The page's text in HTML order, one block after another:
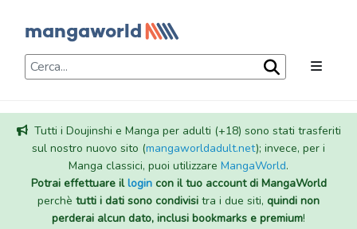
Tutti i Doujinshi e Manga per adulti (+18) sono stati trasferiti
sul nostro nuovo sito (mangaworldadult.net); invece, per i
Manga classici, puoi utilizzare MangaWorld.
Potrai effettuare illogincon il tuo account di MangaWorld
perchè tutti i dati sono condivisi tra i due siti, quindi non
perderai alcun dato, inclusi bookmarks e premium!